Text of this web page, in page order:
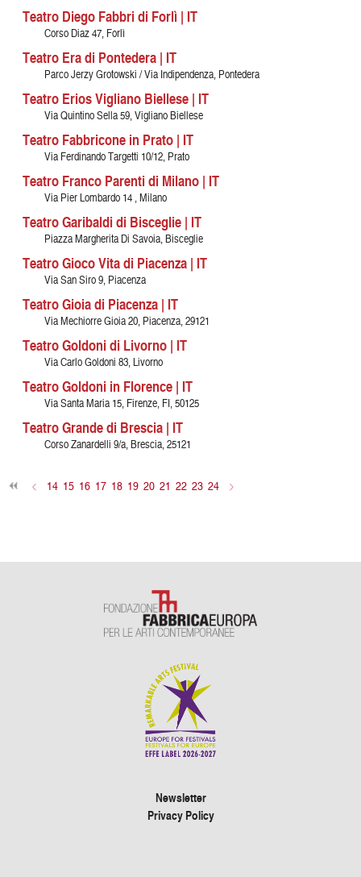
Teatro Diego Fabbri di Forlì | IT
Corso Diaz 47, Forlì
Teatro Era di Pontedera | IT
Parco Jerzy Grotowski / Via Indipendenza, Pontedera
Teatro Erios Vigliano Biellese | IT
Via Quintino Sella 59, Vigliano Biellese
Teatro Fabbricone in Prato | IT
Via Ferdinando Targetti 10/12, Prato
Teatro Franco Parenti di Milano | IT
Via Pier Lombardo 14 , Milano
Teatro Garibaldi di Bisceglie | IT
Piazza Margherita Di Savoia, Bisceglie
Teatro Gioco Vita di Piacenza | IT
Via San Siro 9, Piacenza
Teatro Gioia di Piacenza | IT
Via Mechiorre Gioia 20, Piacenza, 29121
Teatro Goldoni di Livorno | IT
Via Carlo Goldoni 83, Livorno
Teatro Goldoni in Florence | IT
Via Santa Maria 15, Firenze, FI, 50125
Teatro Grande di Brescia | IT
Corso Zanardelli 9/a, Brescia, 25121
< 14 15 16 17 18 19 20 21 22 23 24 >
Newsletter
Privacy Policy